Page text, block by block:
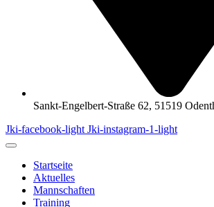
Sankt-Engelbert-Straße 62, 51519
Jki-facebook-light Jki-instagram-1-light
Startseite
Aktuelles
Mannschaften
Training